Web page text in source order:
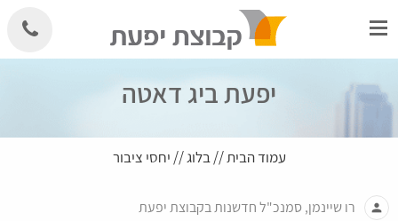
to
יפעת ביג דאטה
עמוד הבית//בלוג// יחסי ציבור
person
רו שיינמן, סמנכ"ל חדשנות בקבוצת יפעת